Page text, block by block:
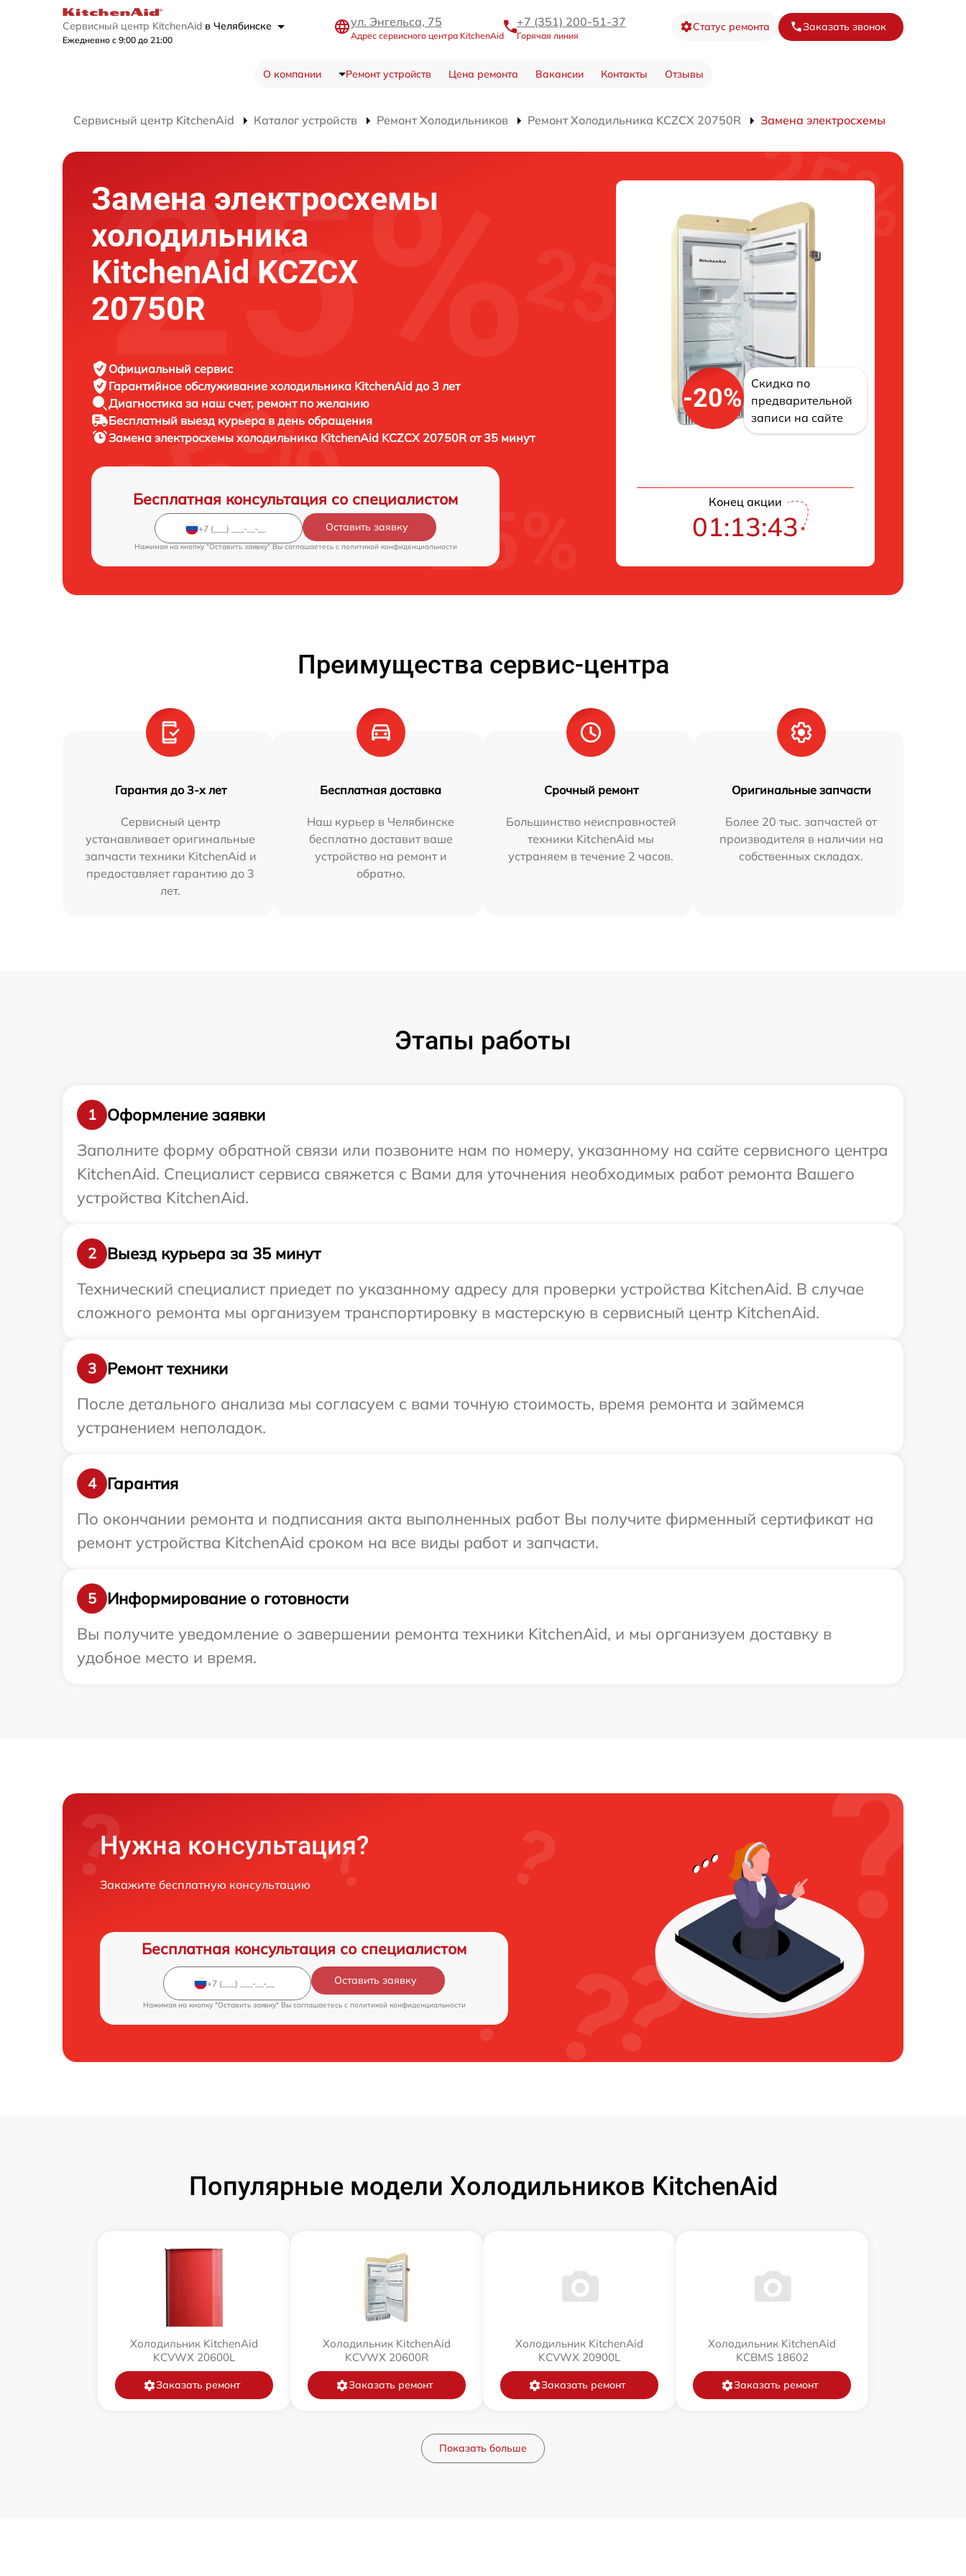
Сервисный центр KitchenAid в Челябинске
Ежедневно с 9:00 до 21:00
ул. Энгельса, 75
Адрес сервисного центра KitchenAid
+7 (351) 200-51-37
Горячая линия
Статус ремонта Заказать звонок
О компании Ремонт устройств Цена ремонта Вакансии Контакты Отзывы
Сервисный центр KitchenAid Каталог устройств Ремонт Холодильников Ремонт Холодильника KCZCX 20750R Замена электросхемы
Замена электросхемы
холодильника
KitchenAid KCZCX
20750R
Официальный сервис
Гарантийное обслуживание холодильника KitchenAid до 3 лет
Диагностика за наш счет, ремонт по желанию
Бесплатный выезд курьера в день обращения
Замена электросхемы холодильника KitchenAid KCZCX 20750R от 35 минут
Бесплатная консультация со специалистом
Оставить заявку
Нажимая на кнопку "Оставить заявку" Вы соглашаетесь c политикой конфиденциальности
-20%
Скидка по
предварительной
записи на сайте
Конец акции
01:13:42
Преимущества сервис-центра
Гарантия до 3-х лет
Сервисный центр
устанавливает оригинальные
запчасти техники KitchenAid и
предоставляет гарантию до 3
лет.
Бесплатная доставка
Наш курьер в Челябинске
бесплатно доставит ваше
устройство на ремонт и
обратно.
Срочный ремонт
Большинство неисправностей
техники KitchenAid мы
устраняем в течение 2 часов.
Оригинальные запчасти
Более 20 тыс. запчастей от
производителя в наличии на
собственных складах.
Этапы работы
1
Оформление заявки
Заполните форму обратной связи или позвоните нам по номеру, указанному на сайте сервисного центра
KitchenAid. Специалист сервиса свяжется с Вами для уточнения необходимых работ ремонта Вашего
устройства KitchenAid.
2
Выезд курьера за 35 минут
Технический специалист приедет по указанному адресу для проверки устройства KitchenAid. В случае
сложного ремонта мы организуем транспортировку в мастерскую в сервисный центр KitchenAid.
3
Ремонт техники
После детального анализа мы согласуем с вами точную стоимость, время ремонта и займемся
устранением неполадок.
4
Гарантия
По окончании ремонта и подписания акта выполненных работ Вы получите фирменный сертификат на
ремонт устройства KitchenAid сроком на все виды работ и запчасти.
5
Информирование о готовности
Вы получите уведомление о завершении ремонта техники KitchenAid, и мы организуем доставку в
удобное место и время.
Нужна консультация?
Закажите бесплатную консультацию
Бесплатная консультация со специалистом
Оставить заявку
Нажимая на кнопку "Оставить заявку" Вы соглашаетесь c политикой конфиденциальности
Популярные модели Холодильников KitchenAid
Холодильник KitchenAid
KCVWX 20600L
Заказать ремонт
Холодильник KitchenAid
KCVWX 20600R
Заказать ремонт
Холодильник KitchenAid
KCVWX 20900L
Заказать ремонт
Холодильник KitchenAid
KCBMS 18602
Заказать ремонт
Показать больше